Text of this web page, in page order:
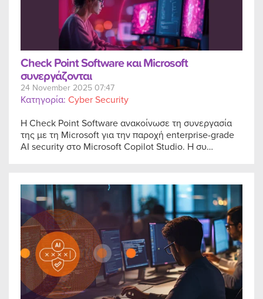
Check Point Software και Microsoft
συνεργάζονται
24 November 2025 07:47
Κατηγορία: Cyber Security
Η Check Point Software ανακοίνωσε τη συνεργασία
της με τη Microsoft για την παροχή enterprise-grade
AI security στο Microsoft Copilot Studio. Η συ…